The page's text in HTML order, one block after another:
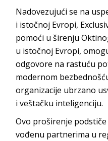
Nadovezujući se na
i istočnoj Evropi,
pomoći u širenju
u istočnoj Evropi,
odgovore na rastuću
modernom
organizacije ubrzano
i veštačku inteligenciju.
Ovo proširenje
vođenu partnerima u